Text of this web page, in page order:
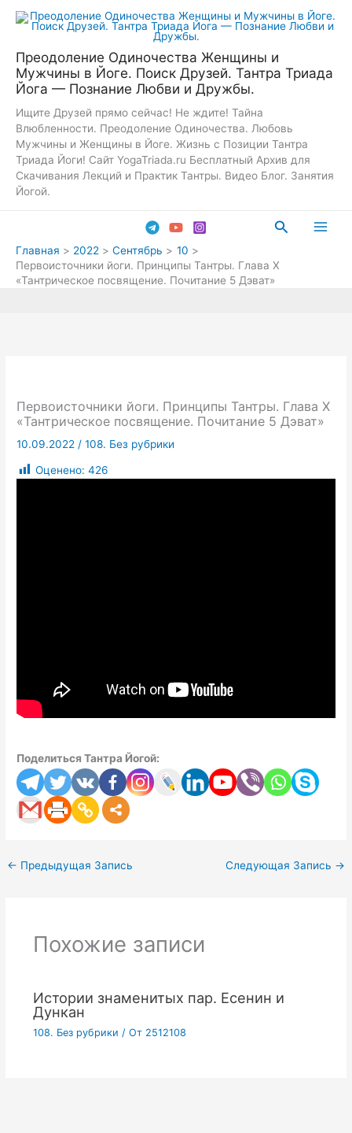
Перейти
Преодоление Одиночества Женщины и
Мужчины в Йоге. Поиск Друзей. Тантра Триада
Йога — Познание Любви и Дружбы.
Ищите Друзей прямо сейчас! Не ждите! Тайна
Влюбленности. Преодоление Одиночества. Любовь
Мужчины и Женщины в Йоге. Жизнь с Позиции Тантра
Триада Йоги! Сайт YogaTriada.ru Бесплатный Архив для
Скачивания Лекций и Практик Тантры. Видео Блог. Занятия
Йогой.
Поиск
Главная 2022 Сентябрь
10
Первоисточники йоги. Принципы Тантры. Глава X
«Тантрическое посвящение. Почитание 5 Дэват»
Первоисточники йоги. Принципы Тантры. Глава X
«Тантрическое посвящение. Почитание 5 Дэват»
10.09.2022 /108. Без рубрики
Оценено: 426
Поделиться Тантра Йогой:
← Предыдущая Запись Следующая Запись →
Похожие записи
Истории знаменитых пар. Есенин и
Дункан
108. Без рубрики / От 2512108